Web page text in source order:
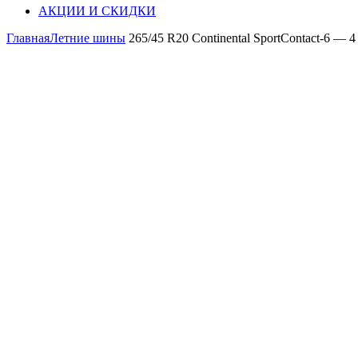
АКЦИИ И СКИДКИ
ГлавнаяЛетние шины 265/45 R20 Continental SportContact-6 —